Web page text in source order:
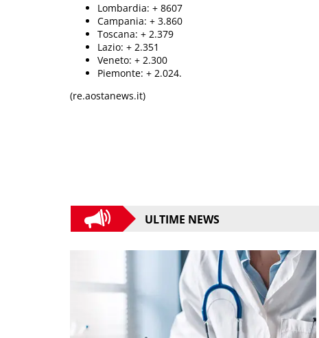
Lombardia: + 8607
Campania: + 3.860
Toscana: + 2.379
Lazio: + 2.351
Veneto: + 2.300
Piemonte: + 2.024.
(re.aostanews.it)
ULTIME NEWS